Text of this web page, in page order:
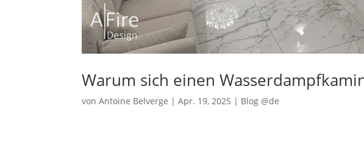
Warum sich einen
vonAntoine Belverge |Apr. 19, 2025 | Blog @de